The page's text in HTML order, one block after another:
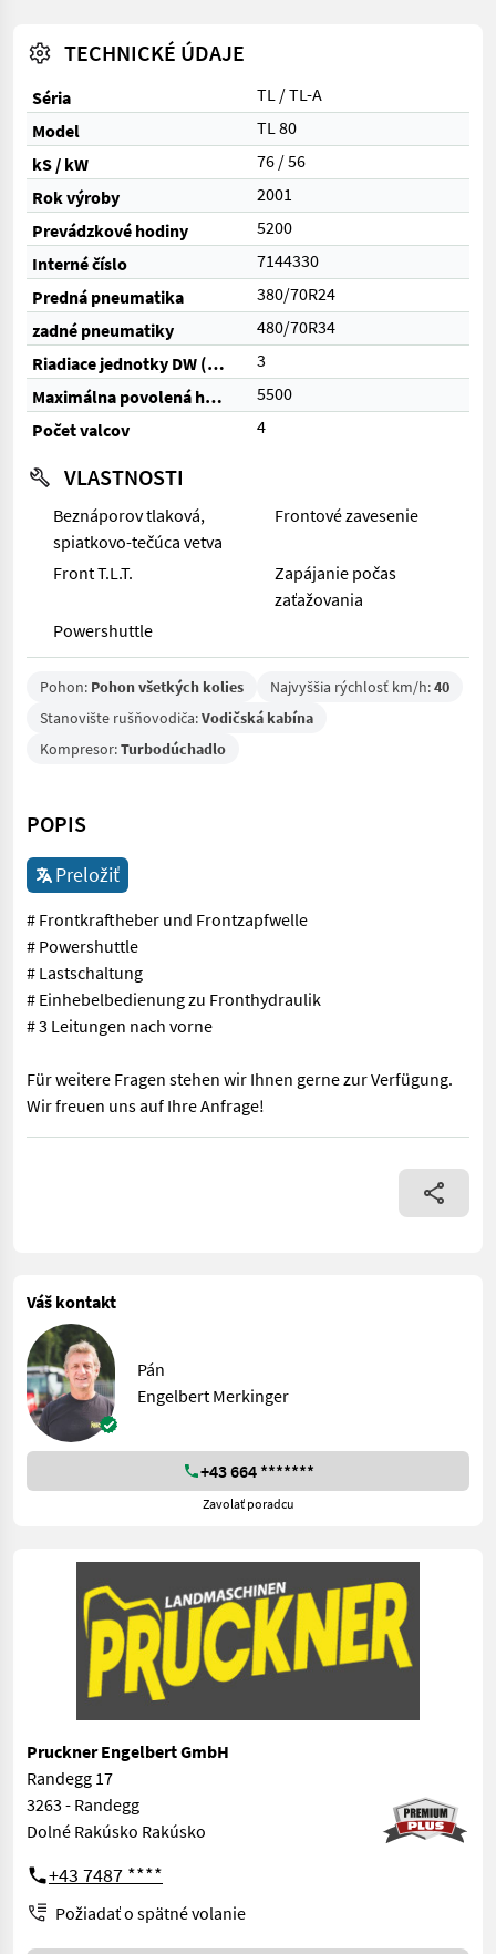
TECHNICKÉ ÚDAJE
Séria
TL / TL-A
Model
TL 80
kS / kW
76 / 56
Rok výroby
2001
Prevádzkové hodiny
5200
Interné číslo
7144330
Predná pneumatika
380/70R24
zadné pneumatiky
480/70R34
Riadiace jednotky DW (celkom)
3
Maximálna povolená hmotnosť (kg)
5500
Počet valcov
4
VLASTNOSTI
Beznáporov tlaková,
spiatkovo-tečúca vetva
Frontové zavesenie
Front T.L.T.
Zapájanie počas
zaťažovania
Powershuttle
Pohon: Pohon všetkých kolies Najvyššia rýchlosť km/h:40
Stanovište rušňovodiča:Vodičská kabína
Kompresor:Turbodúchadlo
POPIS
Preložiť
# Frontkraftheber und Frontzapfwelle
# Powershuttle
# Lastschaltung
# Einhebelbedienung zu Fronthydraulik
# 3 Leitungen nach vorne
Für weitere Fragen stehen wir Ihnen gerne zur Verfügung.
Wir freuen uns auf Ihre Anfrage!
# Frontkraftheber und Frontzapfwelle # Powershuttle #
Váš kontakt
Pán
Engelbert Merkinger
+43 664 *******
Zavolať poradcu
Pruckner Engelbert GmbH
Randegg 17
3263 - Randegg
Dolné Rakúsko Rakúsko
+43 7487 ****
Požiadať o spätné volanie